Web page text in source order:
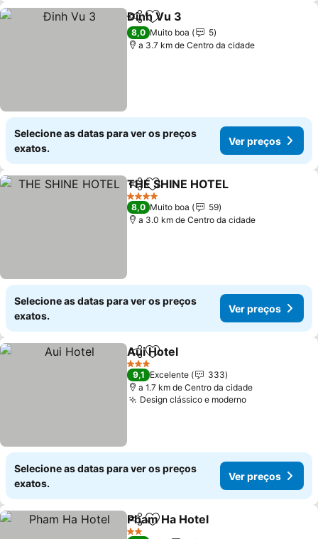
PartilharAdicionar aos favoritos
Đinh Vu 3
8,0 Muito boa
5
a 3.7 km de Centro da cidade
Selecione as datas para ver os preços
exatos.
Ver preços
PartilharAdicionar aos favoritos
THE SHINE HOTEL
4 Estrelas
8,0 Muito boa
59
a 3.0 km de Centro da cidade
Selecione as datas para ver os preços
exatos.
Ver preços
PartilharAdicionar aos favoritos
Aui Hotel
3 Estrelas
9,1 Excelente
333
a 1.7 km de Centro da cidade
Design clássico e modernoVer preços
Selecione as datas para ver os preços
exatos.
Ver preços
PartilharAdicionar aos favoritos
Pham Ha Hotel
2 Estrelas